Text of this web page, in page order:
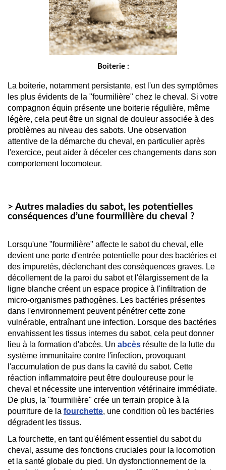
Boiterie :
La boiterie, notamment persistante, est l'un des symptômes
les plus évidents de la "fourmilière" chez le cheval. Si votre
compagnon équin présente une boiterie régulière, même
légère, cela peut être un signal de douleur associée à des
problèmes au niveau des sabots. Une observation
attentive de la démarche du cheval, en particulier après
l'exercice, peut aider à déceler ces changements dans son
comportement locomoteur.
> Autres maladies du sabot, les potentielles
conséquences d’une fourmilière du cheval ?
Lorsqu'une "fourmilière" affecte le sabot du cheval, elle
devient une porte d'entrée potentielle pour des bactéries et
des impuretés, déclenchant des conséquences graves. Le
décollement de la paroi du sabot et l'élargissement de la
ligne blanche créent un espace propice à l'infiltration de
micro-organismes pathogènes. Les bactéries présentes
dans l'environnement peuvent pénétrer cette zone
vulnérable, entraînant une infection. Lorsque des bactéries
envahissent les tissus internes du sabot, cela peut donner
lieu à la formation d'abcès. Un abcès résulte de la lutte du
système immunitaire contre l'infection, provoquant
l'accumulation de pus dans la cavité du sabot. Cette
réaction inflammatoire peut être douloureuse pour le
cheval et nécessite une intervention vétérinaire immédiate.
De plus, la "fourmilière" crée un terrain propice à la
pourriture de la fourchette, une condition où les bactéries
dégradent les tissus.
La fourchette, en tant qu'élément essentiel du sabot du
cheval, assume des fonctions cruciales pour la locomotion
et la santé globale du pied. Un dysfonctionnement de la